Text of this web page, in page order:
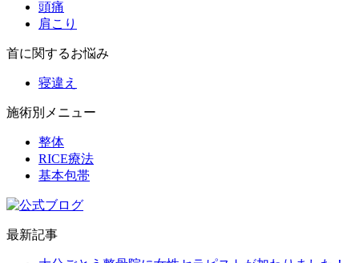
頭痛
肩こり
首に関するお悩み
寝違え
施術別メニュー
整体
RICE療法
基本包帯
最新記事